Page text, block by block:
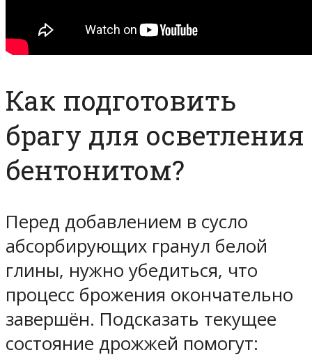
Как подготовить
брагу для осветления
бентонитом?
Перед добавлением в сусло
абсорбирующих гранул белой
глины, нужно убедиться, что
процесс брожения окончательно
завершён. Подсказать текущее
состояние дрожжей помогут: